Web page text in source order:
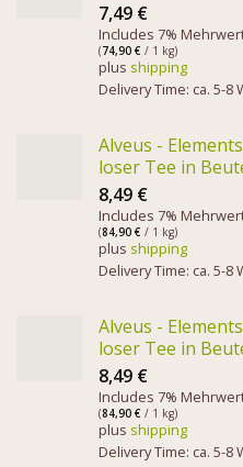
7,49 €
Includes 7%
(74,90 € / 1 kg)
plus shipping
Delivery Time: ca. 5-8
Alveus -
loser Tee in
8,49 €
Includes 7%
(84,90 € / 1 kg)
plus shipping
Delivery Time: ca. 5-8
Alveus -
loser Tee in
8,49 €
Includes 7%
(84,90 € / 1 kg)
plus shipping
Delivery Time: ca. 5-8